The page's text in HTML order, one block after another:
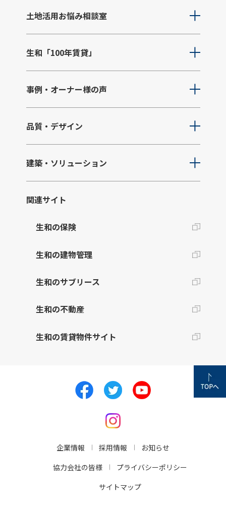
土地活用お悩み相談室
生和「100年賃貸」
事例・オーナー様の声
品質・デザイン
建築・ソリューション
関連サイト
生和の保険
生和の建物管理
生和のサブリース
生和の不動産
生和の賃貸物件サイト
企業情報 採用情報
お知らせ
協力会社の皆様
プライバシーポリシー
サイトマップ